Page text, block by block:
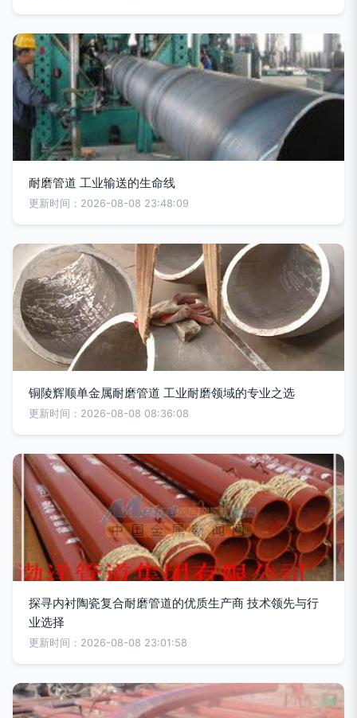
耐磨管道 工业输送的生命线
更新时间：2026-08-08 23:48:09
铜陵辉顺单金属耐磨管道 工业耐磨领域的专业之选
更新时间：2026-08-08 08:36:08
探寻内衬陶瓷复合耐磨管道的优质生产商 技术领先与行
业选择
更新时间：2026-08-08 23:01:58